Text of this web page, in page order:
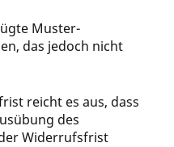
Muster-
das jedoch nicht
reicht es aus, dass
des
Widerrufsfrist